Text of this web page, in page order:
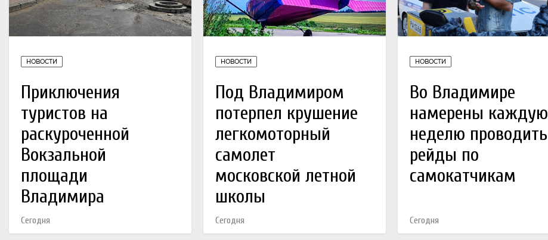
НОВОСТИ
Приключения
туристов на
раскуроченной
Вокзальной
площади
Владимира
Сегодня
НОВОСТИ
Под Владимиром
потерпел крушение
легкомоторный
самолет
московской летной
школы
Сегодня
НОВОСТИ
Во Владимире
намерены каждую
неделю проводить
рейды по
самокатчикам
Сегодня